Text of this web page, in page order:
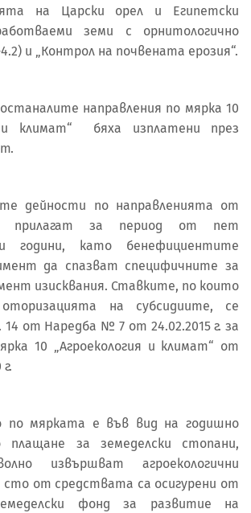
на Царски орел и Египетски
земи с орнитологично
и „Контрол на почвената ерозия“.
направления по мярка 10
и климат“ бяха изплатени през
дейности по направленията от
прилагат за период от пет
години, като бенефициентите
да спазват специфичните за
изисквания. Ставките, по които
на субсидиите, се
14 от Наредба № 7 от 24.02.2015 г. за
10 „Агроекология и климат“ от
по мярката е във вид на годишно
плащане за земеделски стопани,
извършват агроекологични
сто от средствата са осигурени от
фонд за развитие на